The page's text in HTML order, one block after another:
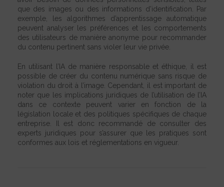
que des images ou des informations d’identification. Par
exemple, les algorithmes d’apprentissage automatique
peuvent analyser les préférences et les comportements
des utilisateurs de manière anonyme pour recommander
du contenu pertinent sans violer leur vie privée.
En utilisant l’IA de manière responsable et éthique, il est
possible de créer du contenu numérique sans risque de
violation du droit à l’image. Cependant, il est important de
noter que les implications juridiques de l’utilisation de l’IA
dans ce contexte peuvent varier en fonction de la
législation locale et des politiques spécifiques de chaque
entreprise. Il est donc recommandé de consulter des
experts juridiques pour s’assurer que les pratiques sont
conformes aux lois et réglementations en vigueur.